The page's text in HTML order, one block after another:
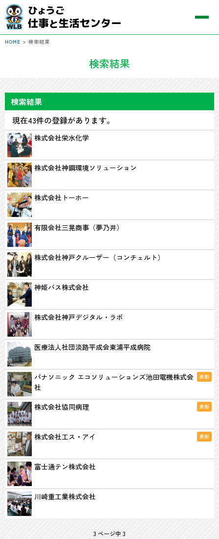
HOME > 検索結果
検索結果
検索結果
現在43件の登録があります。
株式会社栄水化学
株式会社神鋼環境ソリューション
株式会社トーホー
有限会社三晃商事（夢乃井）
株式会社神戸クルーザー（コンチェルト）
神姫バス株式会社
株式会社神戸デジタル・ラボ
医療法人社団淡路平成会東浦平成病院
表彰
パナソニック エコソリューションズ池田電機株式会
社
表彰
株式会社協同病理
表彰
株式会社工ス・アイ
富士通テン株式会社
川崎重工業株式会社
3 ページ中 3